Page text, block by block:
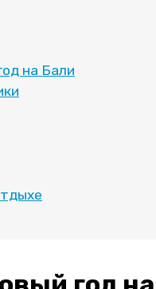
на Бали